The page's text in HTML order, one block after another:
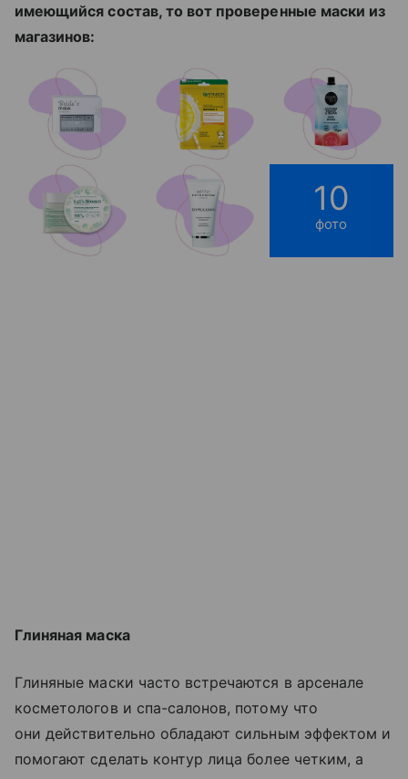
имеющийся состав, то вот проверенные маски из
магазинов:
10
фото
Глиняная маска
Глиняные маски часто встречаются в арсенале
косметологов и спа-салонов, потому что
они действительно обладают сильным эффектом и
помогают сделать контур лица более четким, а